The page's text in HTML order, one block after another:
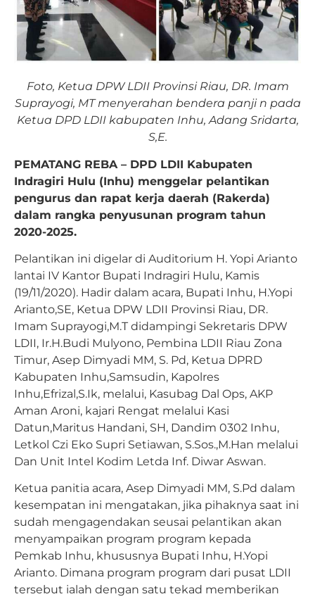
Foto, Ketua DPW LDII Provinsi Riau, DR. Imam
Suprayogi, MT menyerahan bendera panji n pada
Ketua DPD LDII kabupaten Inhu, Adang Sridarta,
S,E.
PEMATANG REBA – DPD LDII Kabupaten
Indragiri Hulu (Inhu) menggelar pelantikan
pengurus dan rapat kerja daerah (Rakerda)
dalam rangka penyusunan program tahun
2020-2025.
Pelantikan ini digelar di Auditorium H. Yopi Arianto
lantai IV Kantor Bupati Indragiri Hulu, Kamis
(19/11/2020). Hadir dalam acara, Bupati Inhu, H.Yopi
Arianto,SE, Ketua DPW LDII Provinsi Riau, DR.
Imam Suprayogi,M.T didampingi Sekretaris DPW
LDII, Ir.H.Budi Mulyono, Pembina LDII Riau Zona
Timur, Asep Dimyadi MM, S. Pd, Ketua DPRD
Kabupaten Inhu,Samsudin, Kapolres
Inhu,Efrizal,S.Ik, melalui, Kasubag Dal Ops, AKP
Aman Aroni, kajari Rengat melalui Kasi
Datun,Maritus Handani, SH, Dandim 0302 Inhu,
Letkol Czi Eko Supri Setiawan, S.Sos.,M.Han melalui
Dan Unit Intel Kodim Letda Inf. Diwar Aswan.
Ketua panitia acara, Asep Dimyadi MM, S.Pd dalam
kesempatan ini mengatakan, jika pihaknya saat ini
sudah mengagendakan seusai pelantikan akan
menyampaikan program program kepada
Pemkab Inhu, khususnya Bupati Inhu, H.Yopi
Arianto. Dimana program program dari pusat LDII
tersebut ialah dengan satu tekad memberikan